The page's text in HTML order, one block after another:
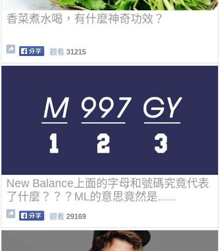
香菜煮水喝，有什麼神奇功效？
觀看 31215
New Balance上面的字母和號碼究竟代表
了什麼？？？ML的意思竟然是......
觀看 29169